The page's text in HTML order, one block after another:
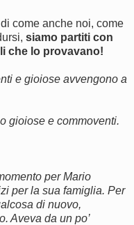
come anche noi, come
siamo partiti con
che lo provavano!
e gioiose avvengono a
gioiose e commoventi.
per Mario
per la sua famiglia. Per
di nuovo,
Aveva da un po’